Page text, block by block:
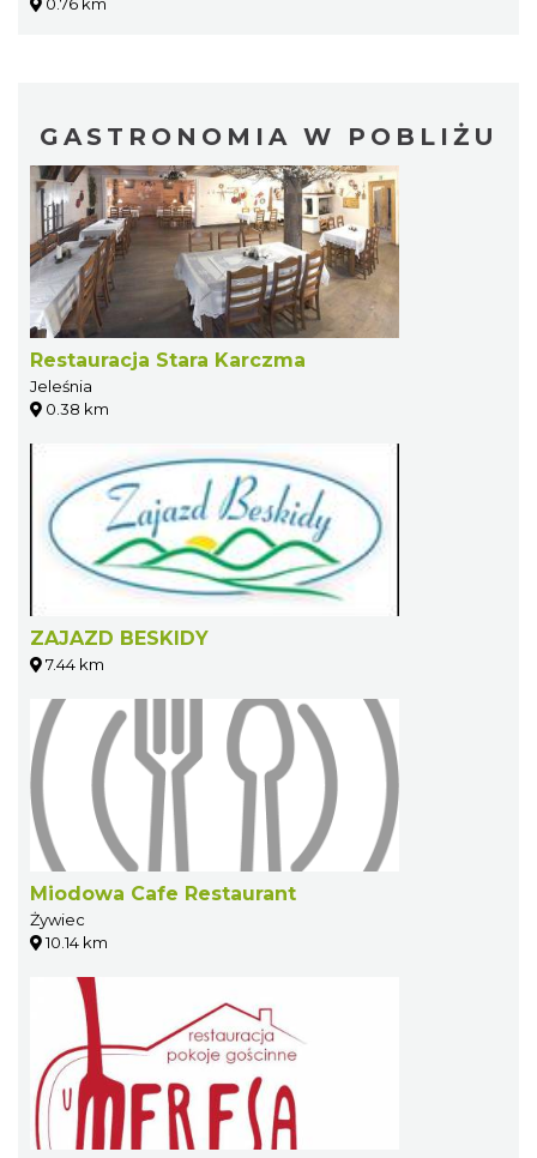
GASTRONOMIA W POBLIŻU
Restauracja Stara Karczma
Jeleśnia
0.38 km
ZAJAZD BESKIDY
7.44 km
Miodowa Cafe Restaurant
Żywiec
10.14 km